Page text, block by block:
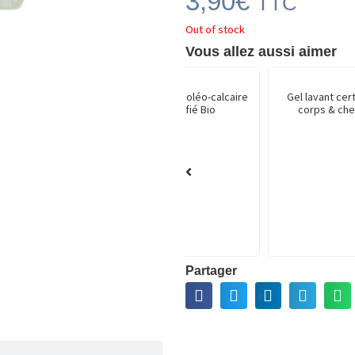
Out of stock
Vous allez aussi aimer
Gel lavant certifié Bio
Partager